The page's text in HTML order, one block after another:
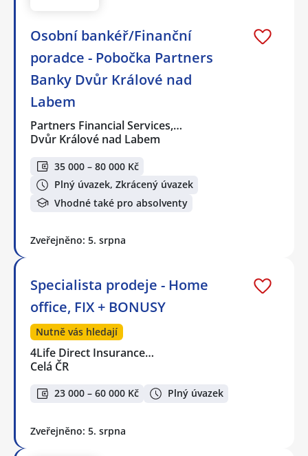
Osobní bankéř/Finanční
poradce - Pobočka Partners
Banky Dvůr Králové nad
Labem
Partners Financial Services,…
Dvůr Králové nad Labem
35 000 – 80 000 Kč
Plný úvazek, Zkrácený úvazek
Vhodné také pro absolventy
Zveřejněno: 5. srpna
Specialista prodeje - Home
office, FIX + BONUSY
Nutně vás hledají
4Life Direct Insurance…
Celá ČR
23 000 – 60 000 Kč Plný úvazek
Zveřejněno: 5. srpna